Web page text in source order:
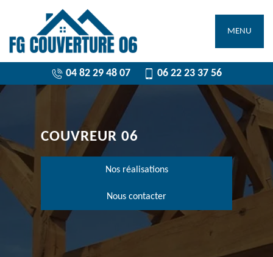
MENU
04 82 29 48 07 06 22 23 37 56
COUVREUR 06
Nos réalisations
Nous contacter